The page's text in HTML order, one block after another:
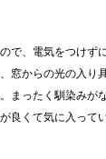
で、電気をつけず
窓からの光の入り
まったく馴染みが
良くて気に入って